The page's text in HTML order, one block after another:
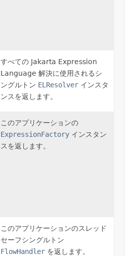
すべての Jakarta Expression
Language 解決に使用されるシ
ングルトン ELResolver インスタ
ンスを返します。
このアプリケーションの
ExpressionFactory インスタン
スを返します。
このアプリケーションのスレッド
セーフシングルトン
FlowHandler を返します。